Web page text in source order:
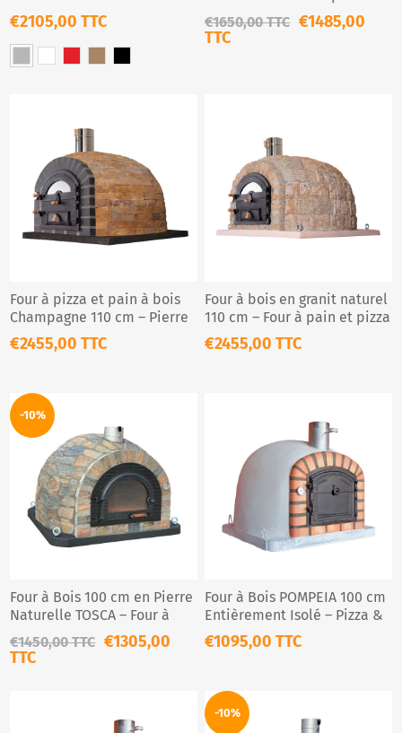
Rôtissoire Double Broche
€2105,00 TTC
pour Extérieur
€1650,00 TTC €1485,00
TTC
Four à pizza et pain à bois
Champagne 110 cm – Pierre
naturelle isolée
€2455,00 TTC
Four à bois en granit naturel
110 cm – Four à pain et pizza
extérieur isolé
€2455,00 TTC
-10%
Four à Bois 100 cm en Pierre
Naturelle TOSCA – Four à
Pizza & Pain Traditionnel
€1450,00 TTC €1305,00
TTC
Four à Bois POMPEIA 100 cm
Entièrement Isolé – Pizza &
Pain Extérieur
€1095,00 TTC
-10%